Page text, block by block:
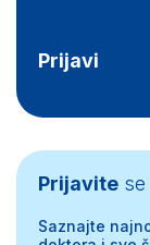
Prijavi
Prijavite
Saznajte